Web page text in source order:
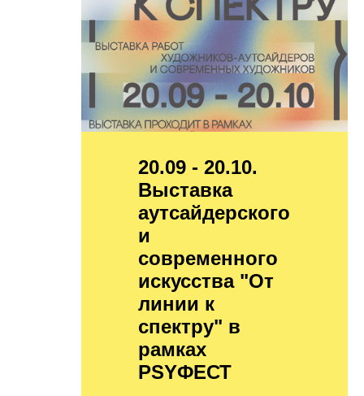
20.09 - 20.10.
Выставка
аутсайдерского
и
современного
искусства "От
линии к
спектру" в
рамках
PSYФЕСТ